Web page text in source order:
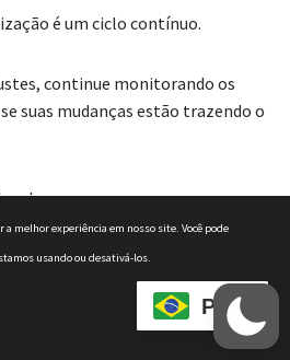
é um ciclo contínuo.
continue monitorando os
suas mudanças estão trazendo o
chaves para o sucesso no
feedback e às métricas de
mais bem posicionada para criar
não apenas atraem visitas, mas
PT
a melhor experiência em nosso site. Você pode
usando ou desativá-los.